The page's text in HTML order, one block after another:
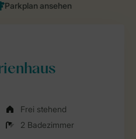
Frei stehend
2 Badezimmer